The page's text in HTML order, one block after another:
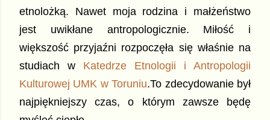
etnolożką. Nawet moja rodzina i małżeństwo
jest uwikłane antropologicznie. Miłość i
większość przyjaźni rozpoczęła się właśnie na
studiach w Katedrze Etnologii i Antropologii
Kulturowej UMK w Toruniu.To zdecydowanie był
najpiękniejszy czas, o którym zawsze będę